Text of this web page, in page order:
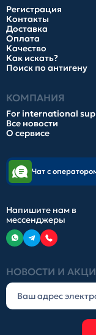
Регистрация
Контакты
Доставка
Оплата
Качество
Как искать?
Поиск по антигену
КОМПАНИЯ
For international
Все новости
О сервисе
НОВОСТИ И
Чат с
Напишите нам в
мессенджеры